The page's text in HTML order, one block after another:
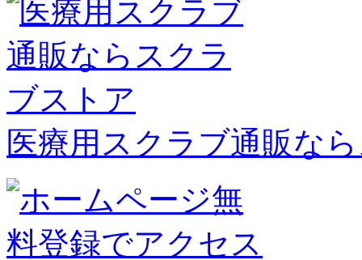
医療用スクラブ通販な